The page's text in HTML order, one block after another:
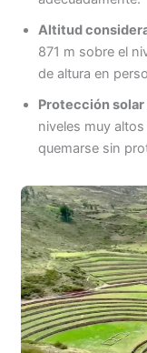
Altitud
871 m sobre el
de altura en
Protección
niveles muy
quemarse sin